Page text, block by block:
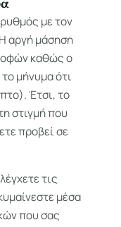
με τον
αργή μάσηση
καθώς ο
μήνυμα ότι
Έτσι, το
στιγμή που
προβεί σε
τις
μέσα
που σας